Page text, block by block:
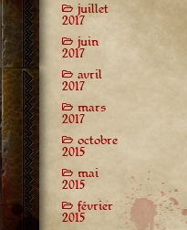
juillet
2017
juin
2017
avril
2017
mars
2017
octobre
2015
mai
2015
février
2015